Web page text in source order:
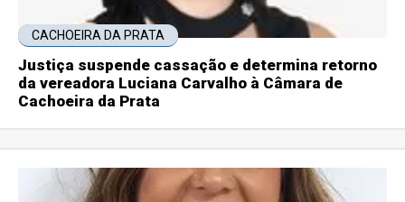
CACHOEIRA DA PRATA
Justiça suspende cassação e determina retorno
da vereadora Luciana Carvalho à Câmara de
Cachoeira da Prata